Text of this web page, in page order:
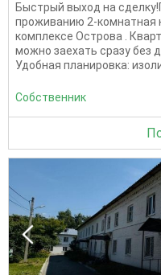
Быстрый выход на
проживанию 2-комнатная
комплексе Острова .
можно заехать сразу без
Удобная планировка:
Собственник